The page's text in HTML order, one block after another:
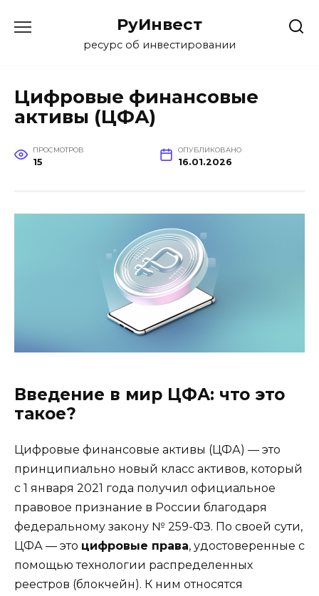
РуИнвест
ресурс об инвестировании
Цифровые финансовые
активы (ЦФА)
ПРОСМОТРОВ
15
ОПУБЛИКОВАНО
16.01.2026
Введение в мир ЦФА: что это
такое?
Цифровые финансовые активы (ЦФА) — это
принципиально новый класс активов, который
с 1 января 2021 года получил официальное
правовое признание в России благодаря
федеральному закону № 259-ФЗ. По своей сути,
ЦФА — это цифровые права, удостоверенные с
помощью технологии распределенных
реестров (блокчейн). К ним относятся